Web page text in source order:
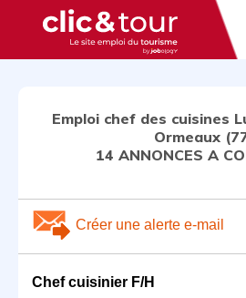
Emploi chef des cuisines
Ormeaux
14 ANNONCES A
Créer une alerte e-mail
Chef cuisinier F/H